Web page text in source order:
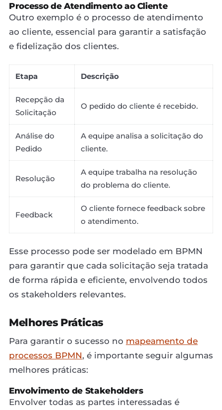
Processo de Atendimento ao Cliente
Outro exemplo é o processo de atendimento
ao cliente, essencial para garantir a satisfação
e fidelização dos clientes.
Etapa Descrição
Recepção da
Solicitação
O pedido do cliente é recebido.
Análise do
Pedido
A equipe analisa a solicitação do
cliente.
Resolução
A equipe trabalha na resolução
do problema do cliente.
Feedback
O cliente fornece feedback sobre
o atendimento.
Esse processo pode ser modelado em BPMN
para garantir que cada solicitação seja tratada
de forma rápida e eficiente, envolvendo todos
os stakeholders relevantes.
Melhores Práticas
Para garantir o sucesso no mapeamento de
processos BPMN, é importante seguir algumas
melhores práticas:
Envolvimento de Stakeholders
Envolver todas as partes interessadas é